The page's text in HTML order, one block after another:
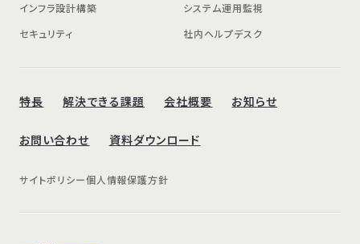
特長 解決できる課題 会社概要 お知らせ
お問い合わせ 資料ダウンロード
インフラ設計構築
システム運用監視
セキュリティ
社内ヘルプデスク
サイトポリシー個人情報保護方針